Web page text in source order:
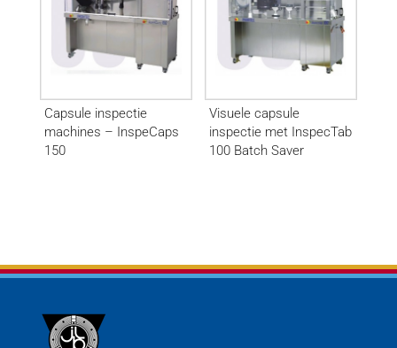
Capsule inspectie
machines – InspeCaps
150
Visuele capsule
inspectie met InspecTab
100 Batch Saver